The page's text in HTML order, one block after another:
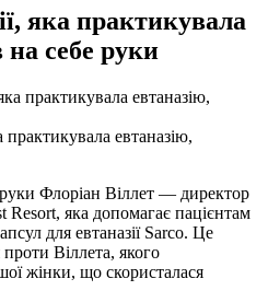
яка практикувала
на себе руки
практикувала евтаназію,
Флоріан Віллет — директор
Resort, яка допомагає пацієнтам
для евтаназії Sarco. Це
проти Віллета, якого
жінки, що скористалася